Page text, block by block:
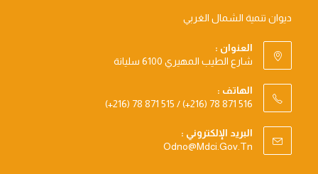
ديوان تنمية الشمال الغربي
العنوان :
شارع الطيب المهيري 6100 سليانة
الهاتف :
(+216) 78 871 515 / (+216) 78 871 516
البريد الإلكتروني :
Odno@mdci.gov.tn
Opens